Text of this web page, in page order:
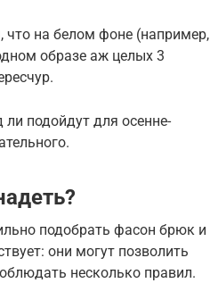
что на белом фоне (например,
образе аж целых 3
подойдут для осенне-
подобрать фасон брюк и
они могут позволить
несколько правил.